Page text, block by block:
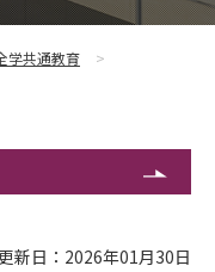
学共通教育
新日：2026年01月30日